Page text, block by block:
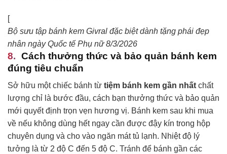
[
Bộ sưu tập bánh kem Givral đặc biệt dành tặng phái đẹp
nhân ngày Quốc tế Phụ nữ 8/3/2026
Cách thưởng thức và bảo quản bánh kem
đúng tiêu chuẩn
Sở hữu một chiếc bánh từ tiệm bánh kem gần nhất chất
lượng chỉ là bước đầu, cách bạn thưởng thức và bảo quản
mới quyết định trọn vẹn hương vị. Bánh kem sau khi mua
về nếu không dùng hết ngay cần được đậy kín trong hộp
chuyên dụng và cho vào ngăn mát tủ lạnh. Nhiệt độ lý
tưởng là từ 2 độ C đến 5 độ C. Tránh để bánh gần các